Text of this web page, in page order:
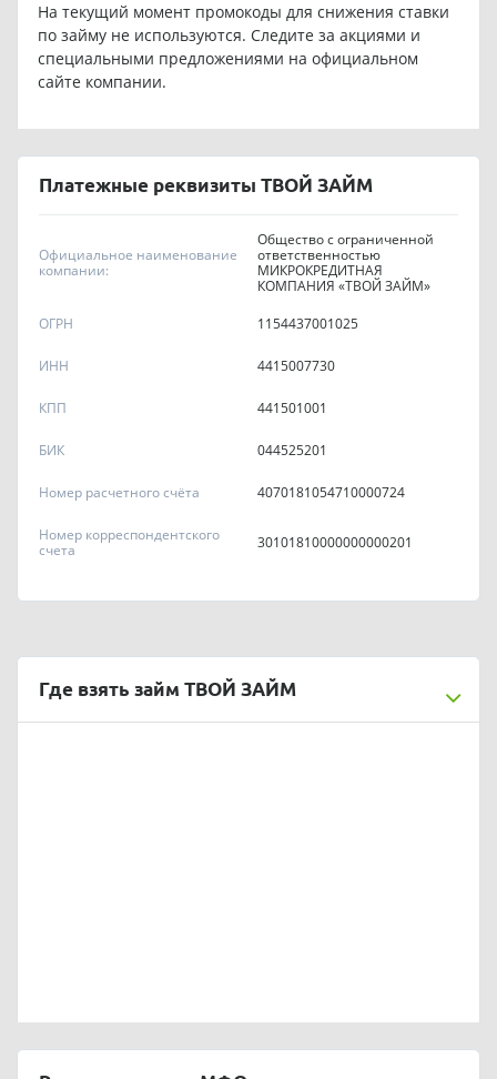
На текущий момент промокоды для снижения ставки
по займу не используются. Следите за акциями и
специальными предложениями на официальном
сайте компании.
Платежные реквизиты ТВОЙ ЗАЙМ
Официальное наименование
компании:
Общество с ограниченной
ответственностью
МИКРОКРЕДИТНАЯ
КОМПАНИЯ «ТВОЙ ЗАЙМ»
ОГРН
1154437001025
ИНН 4415007730
КПП 441501001
БИК 044525201
Номер расчетного счёта 4070181054710000724
Номер корреспондентского
счета
30101810000000000201
Где взять займ ТВОЙ ЗАЙМ